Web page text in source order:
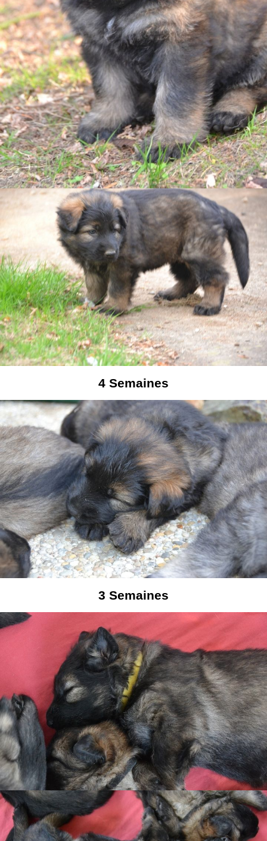
4 Semaines
3 Semaines